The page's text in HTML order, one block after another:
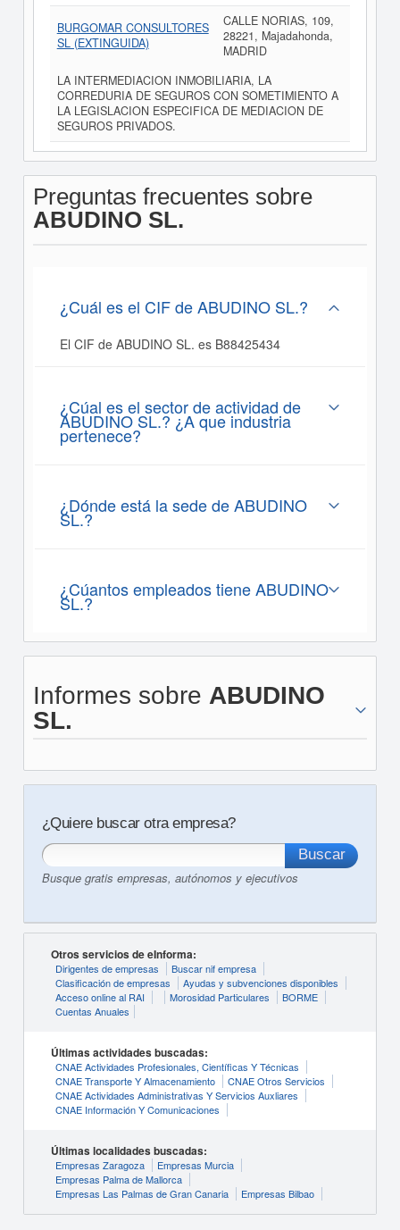
BURGOMAR CONSULTORES
SL (EXTINGUIDA)
CALLE NORIAS, 109,
28221, Majadahonda,
MADRID
LA INTERMEDIACION INMOBILIARIA, LA
CORREDURIA DE SEGUROS CON SOMETIMIENTO A
LA LEGISLACION ESPECIFICA DE MEDIACION DE
SEGUROS PRIVADOS.
Preguntas frecuentes sobre
ABUDINO SL.
¿Cuál es el CIF de ABUDINO SL.?
El CIF de ABUDINO SL. es B88425434
¿Cúal es el sector de actividad de
ABUDINO SL.? ¿A que industria
pertenece?
¿Dónde está la sede de ABUDINO
SL.?
¿Cúantos empleados tiene ABUDINO
SL.?
Informes sobre ABUDINO
SL.
¿Quiere buscar otra empresa?
Busque gratis empresas, autónomos y ejecutivos
Otros servicios de eInforma:
Dirigentes de empresas
Buscar nif empresa
Clasificación de empresas
Ayudas y subvenciones disponibles
Acceso online al RAI
Morosidad Particulares
BORME
Cuentas Anuales
Últimas actividades buscadas:
CNAE Actividades Profesionales, Científicas Y Técnicas
CNAE Transporte Y Almacenamiento
CNAE Otros Servicios
CNAE Actividades Administrativas Y Servicios Auxliares
CNAE Información Y Comunicaciones
Últimas localidades buscadas:
Empresas Zaragoza
Empresas Murcia
Empresas Palma de Mallorca
Empresas Las Palmas de Gran Canaria
Empresas Bilbao